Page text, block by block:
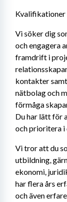
Kvalifikationer
Vi söker dig
och engagera
framdrift i
kontakter
nätbolag och
förmåga
Du har lätt för
och prioritera
Vi tror att du
utbildning,
ekonomi,
har flera års
och även